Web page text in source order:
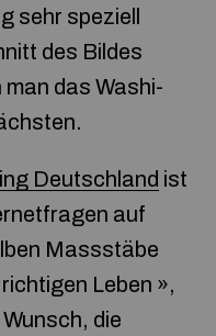
sehr speziell
des Bildes
das Washi-
Deutschland ist
auf
Massstäbe
Leben »,
die